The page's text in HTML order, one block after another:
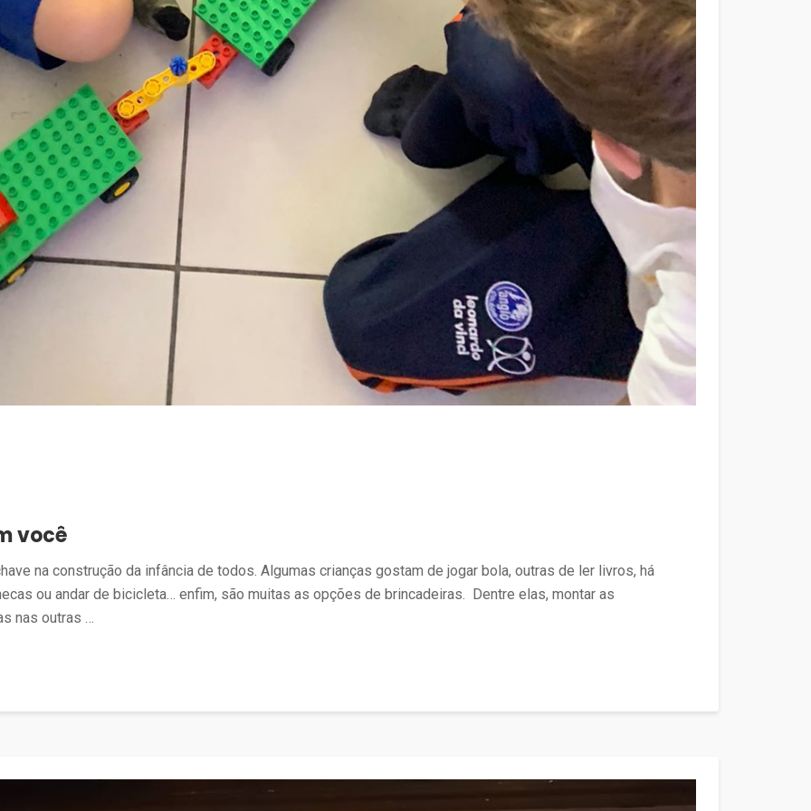
você
na construção da infância de todos. Algumas crianças gostam de jogar bola, outras de ler livros, há
ou andar de bicicleta… enfim, são muitas as opções de brincadeiras. Dentre elas, montar as
nas outras …